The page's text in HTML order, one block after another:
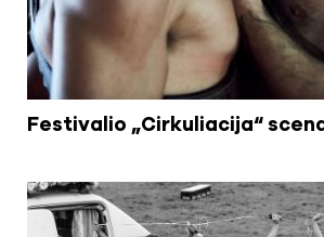
Festivalio „Cirkuliacija“